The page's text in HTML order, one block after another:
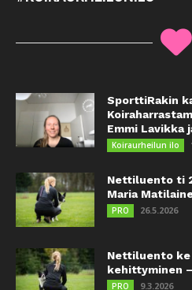
SporttiRakin
Emmi Lavikka
Koiraurheilun ilo
Nettiluento ti
Maria
PRO 26.5.2026
Nettiluento ke
kehittyminen
PRO 9.3.2026